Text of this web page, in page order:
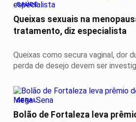
SAÚDE
Queixas sexuais na
tratamento, diz especialista
Queixas como secura vaginal, dor
perda de desejo devem ser
GERAL
Bolão de Fortaleza leva